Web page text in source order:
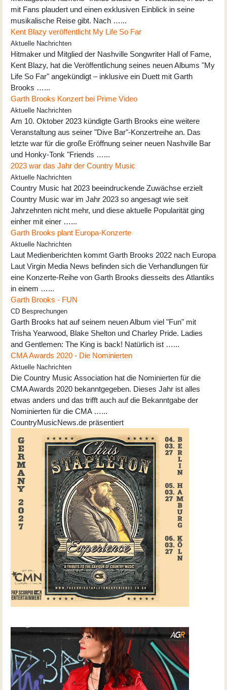
mit Fans plaudert und einen exklusiven Einblick in seine
musikalische Reise gibt. Nach …...
Kent Blazy veröffentlicht My Life So Far
Aktuelle Nachrichten
Hitmaker und Mitglied der Nashville Songwriter Hall of Fame,
Kent Blazy, hat die Veröffentlichung seines neuen Albums "My
Life So Far" angekündigt – inklusive ein Duett mit Garth
Brooks …...
Garth Brooks Konzert bei Prime Video
Aktuelle Nachrichten
Am 10. Oktober 2023 kündigte Garth Brooks eine weitere
Veranstaltung aus seiner "Dive Bar"-Konzertreihe an. Das
letzte war für die große Eröffnung seiner neuen Nashville Bar
und Honky-Tonk "Friends …...
2023 war das Jahr der Country Music
Aktuelle Nachrichten
Country Music hat 2023 beeindruckende Zuwächse erzielt
Country Music war im Jahr 2023 so angesagt wie seit
Jahrzehnten nicht mehr, und diese aktuelle Popularität ging
einher mit einer …...
Garth Brooks plant Europa-Konzerte
Aktuelle Nachrichten
Laut Medienberichten kommt Garth Brooks 2022 nach Europa
Laut Virgin Media News befinden sich die Verhandlungen für
eine Konzerte-Reihe von Garth Brooks diesseits des Atlantiks
in einem …...
Garth Brooks - FUN
CD Besprechungen
Garth Brooks hat auf seinem neuen Album viel "Fun" mit
Trisha Yearwood, Blake Shelton und Charley Pride. Ladies
and Gentlemen: The King is back! Natürlich ist …...
CMA Awards 2020 - Die Nominierten
Aktuelle Nachrichten
Die Country Music Association hat die Nominierten für die
CMA Awards 2020 bekanntgegeben. Dieses Jahr ist alles
etwas anders und das trifft auch auf die Bekanntgabe der
Nominierten für die CMA …...
CountryMusicNews.de präsentiert